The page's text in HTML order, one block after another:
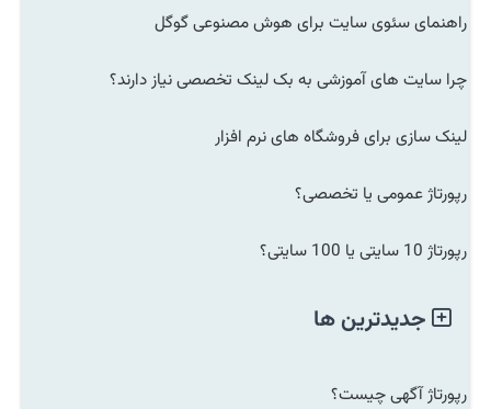
راهنمای سئوی سایت برای هوش مصنوعی گوگل
چرا سایت های آموزشی به بک لینک تخصصی نیاز دارند؟
لینک سازی برای فروشگاه های نرم افزار
رپورتاژ عمومی یا تخصصی؟
رپورتاژ 10 سایتی یا 100 سایتی؟
جدیدترین ها
رپورتاژ آگهی چیست؟